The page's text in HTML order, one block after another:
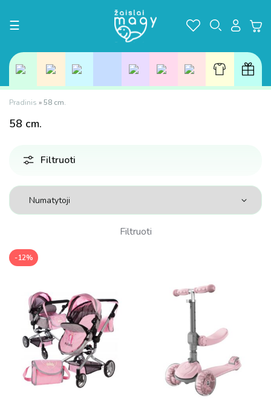
Toggle navigation
☰
Pradinis »58 cm.
58 cm.
Filtruoti
Filtruoti
Kaina
Dydis
XL
-12%